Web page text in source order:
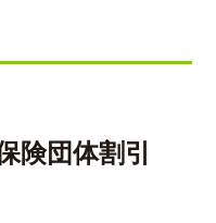
険団体割引